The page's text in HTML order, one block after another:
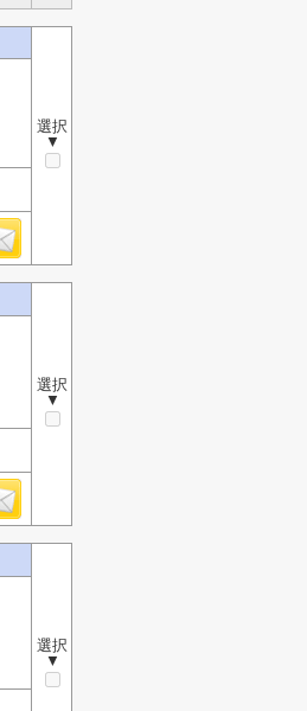
選択
▼
選択
▼
選択
▼